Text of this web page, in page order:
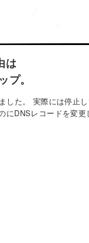
は
。
した。 実際には停止
にDNSレコードを変更